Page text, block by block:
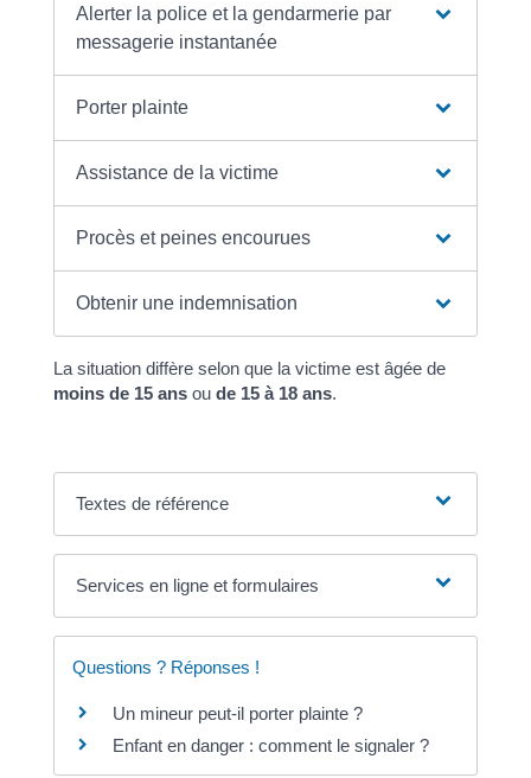
Alerter la police et la gendarmerie par
messagerie instantanée
Porter plainte
Assistance de la victime
Procès et peines encourues
Obtenir une indemnisation
La situation diffère selon que la victime est âgée de
moins de 15 ansou de 15 à 18 ans.
Textes de référence
Services en ligne et formulaires
Questions ? Réponses !
Un mineur peut-il porter plainte ?
Enfant en danger : comment le signaler ?